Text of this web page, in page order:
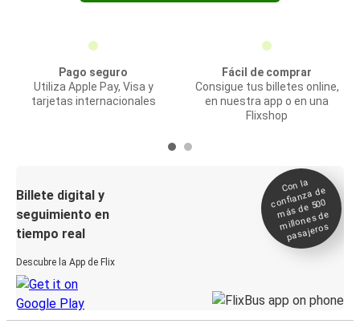
Pago seguro
Utiliza Apple Pay, Visa y
tarjetas internacionales
Fácil de comprar
Consigue tus billetes online,
en nuestra app o en una
Flixshop
Billete digital y
seguimiento en
tiempo real
Descubre la App de Flix
Con la
confianza de
más de 500
millones de
pasajeros